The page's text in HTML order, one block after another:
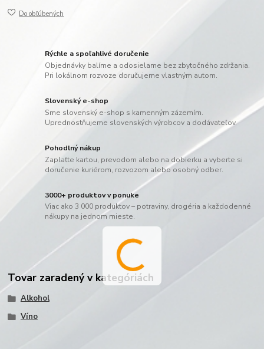
Do obľúbených
Rýchle a spoľahlivé doručenie
Objednávky balíme a odosielame bez zbytočného zdržania.
Pri lokálnom rozvoze doručujeme vlastným autom.
Slovenský e-shop
Sme slovenský e-shop s kamenným zázemím.
Uprednostňujeme slovenských výrobcov a dodávateľov.
Pohodlný nákup
Zaplaťte kartou, prevodom alebo na dobierku a vyberte si
doručenie kuriérom, rozvozom alebo osobný odber.
3000+ produktov v ponuke
Viac ako 3 000 produktov – potraviny, drogéria a každodenné
nákupy na jednom mieste.
Tovar zaradený v kategóriách
Alkohol
Víno